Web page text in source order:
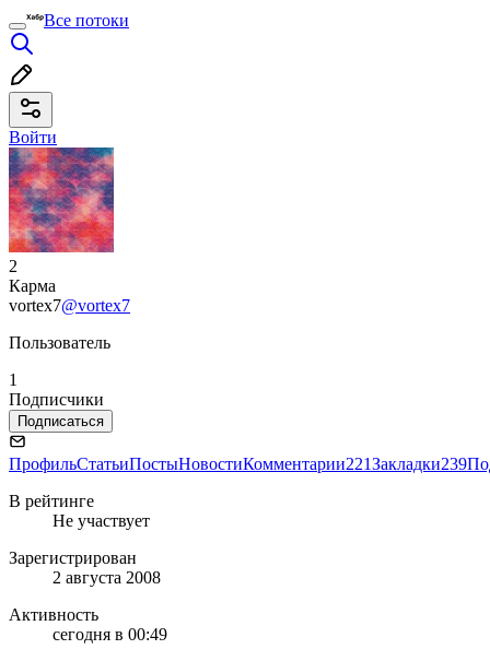
Все потоки
Войти
2
Карма
vortex7@vortex7
Пользователь
1
Подписчики
Подписаться
ПрофильСтатьиПостыНовостиКомментарии221Закладки239
В рейтинге
Не участвует
Зарегистрирован
2 августа 2008
Активность
сегодня в 00:49